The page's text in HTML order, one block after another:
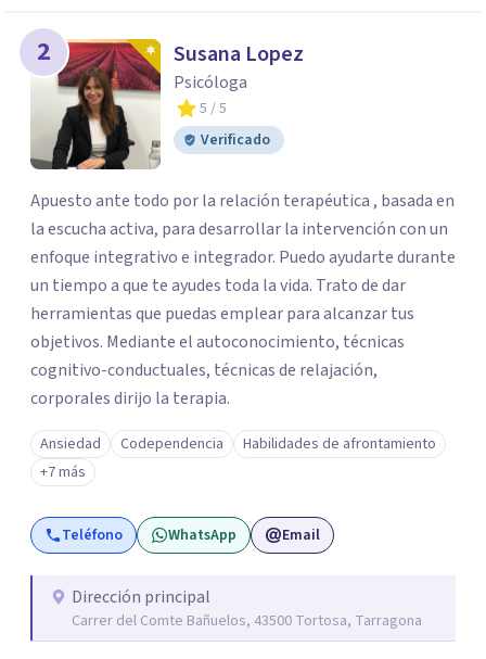
2 Susana Lopez
Psicóloga
5 / 5
Verificado
Apuesto ante todo por la relación terapéutica , basada en
la escucha activa, para desarrollar la intervención con un
enfoque integrativo e integrador. Puedo ayudarte durante
un tiempo a que te ayudes toda la vida. Trato de dar
herramientas que puedas emplear para alcanzar tus
objetivos. Mediante el autoconocimiento, técnicas
cognitivo-conductuales, técnicas de relajación,
corporales dirijo la terapia.
Ansiedad Codependencia
Habilidades de afrontamiento
+7 más
Teléfono WhatsApp Email
Dirección principal
Carrer del Comte Bañuelos, 43500 Tortosa, Tarragona